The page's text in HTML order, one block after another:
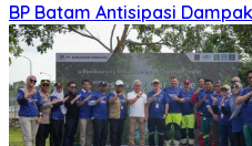
BP Batam Antisipasi